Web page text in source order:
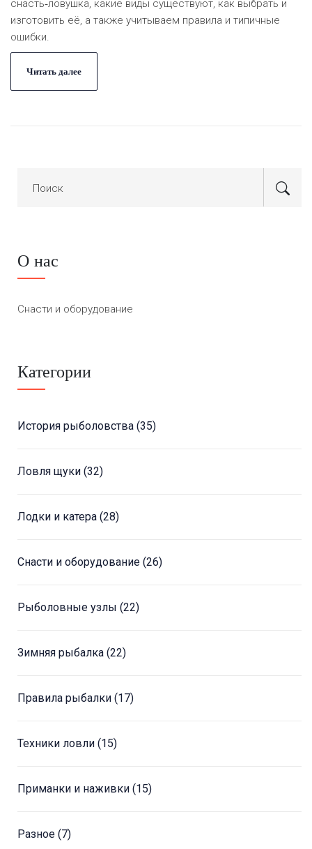
снасть‑ловушка, какие виды существуют, как выбрать и
изготовить её, а также учитываем правила и типичные
ошибки.
Читать далее
О нас
Снасти и оборудование
Категории
История рыболовства (35)
Ловля щуки (32)
Лодки и катера (28)
Снасти и оборудование (26)
Рыболовные узлы (22)
Зимняя рыбалка (22)
Правила рыбалки (17)
Техники ловли (15)
Приманки и наживки (15)
Разное (7)